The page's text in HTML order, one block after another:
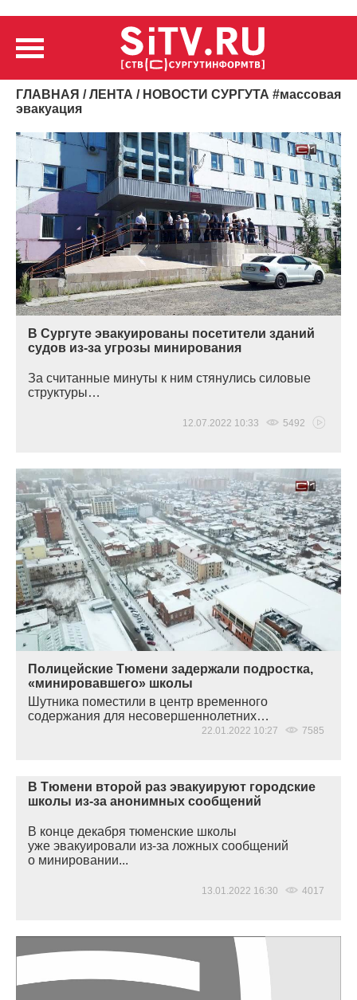
ГЛАВНАЯ /ЛЕНТА / НОВОСТИ СУРГУТА #массовая
эвакуация
В Сургуте эвакуированы посетители зданий
судов из-за угрозы минирования
За считанные минуты к ним стянулись силовые
структуры…
12.07.2022 10:33 5492
Полицейские Тюмени задержали подростка,
«минировавшего» школы
Шутника поместили в центр временного
содержания для несовершеннолетних…
22.01.2022 10:27 7585
В Тюмени второй раз эвакуируют городские
школы из-за анонимных сообщений
В конце декабря тюменские школы
уже эвакуировали из-за ложных сообщений
о минировании...
13.01.2022 16:30 4017